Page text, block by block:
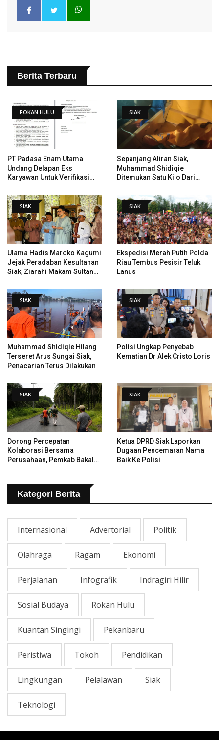
Berita Terbaru
ROKAN HULU
PT Padasa Enam Utama
Undang Delapan Eks
Karyawan Untuk Verifikasi
PHI
SIAK
Sepanjang Aliran Siak,
Muhammad Shidiqie
Ditemukan Satu Kilo Dari
SIAK
Ulama Hadis Maroko Kagumi
Jejak Peradaban Kesultanan
Siak, Ziarahi Makam Sultan
SIAK
Ekspedisi Merah Putih Polda
Riau Tembus Pesisir Teluk
Lanus
SIAK
Muhammad Shidiqie Hilang
Terseret Arus Sungai Siak,
Penacarian Terus Dilakukan
SIAK
Polisi Ungkap Penyebab
Kematian Dr Alek Cristo Loris
SIAK
Dorong Percepatan
Kolaborasi Bersama
Perusahaan, Pemkab Bakal
SIAK
Ketua DPRD Siak Laporkan
Dugaan Pencemaran Nama
Baik Ke Polisi
Kategori Berita
Internasional Advertorial Politik
Olahraga Ragam Ekonomi
Perjalanan Infografik Indragiri Hilir
Sosial Budaya Rokan Hulu
Kuantan Singingi Pekanbaru
Peristiwa Tokoh Pendidikan
Lingkungan Pelalawan Siak
Teknologi